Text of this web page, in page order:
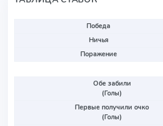
Победа
Ничья
Поражение
Обе забили
(Голы)
Первые получили очко
(Голы)